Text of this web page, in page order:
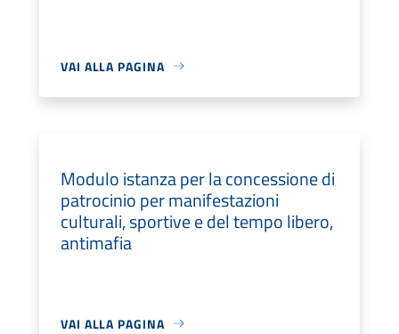
VAI ALLA PAGINA
Modulo istanza per la concessione di
patrocinio per manifestazioni
culturali, sportive e del tempo libero,
antimafia
VAI ALLA PAGINA